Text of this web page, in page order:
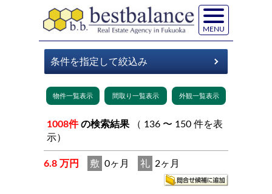
MENU
1008件 の検索結果
示）
6.8 万円 敷 0ヶ月 礼 2ヶ月